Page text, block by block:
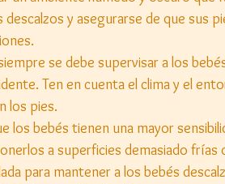
y asegurarse de que sus
se debe supervisar a los
Ten en cuenta el clima y el
los pies.
bebés tienen una mayor
a superficies demasiado frías
para mantener a los bebés